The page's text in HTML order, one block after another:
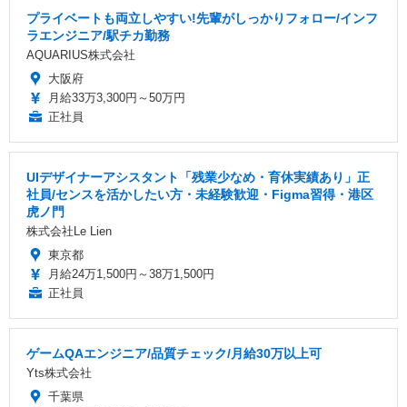
プライベートも両立しやすい!先輩がしっかりフォロー/インフ
ラエンジニア/駅チカ勤務
AQUARIUS株式会社
大阪府
月給33万3,300円～50万円
正社員
UIデザイナーアシスタント「残業少なめ・育休実績あり」正
社員/センスを活かしたい方・未経験歓迎・Figma習得・港区
虎ノ門
株式会社Le Lien
東京都
月給24万1,500円～38万1,500円
正社員
ゲームQAエンジニア/品質チェック/月給30万以上可
Yts株式会社
千葉県